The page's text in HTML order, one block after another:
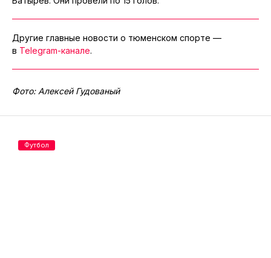
Другие главные новости о тюменском спорте —
в Telegram-канале.
Фото: Алексей Гудованый
Футбол